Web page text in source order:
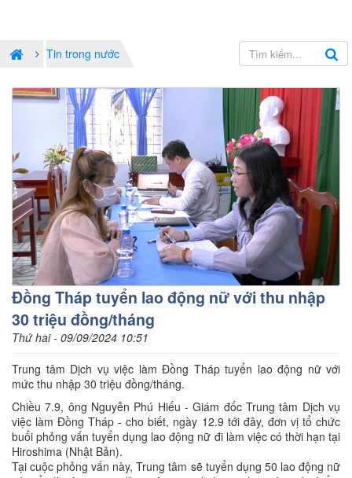
Tin trong nước
Đồng Tháp tuyển lao động nữ với thu nhập
30 triệu đồng/tháng
Thứ hai - 09/09/2024 10:51
Trung tâm Dịch vụ việc làm Đồng Tháp tuyển lao động nữ với
mức thu nhập 30 triệu đồng/tháng.
Chiều 7.9, ông Nguyễn Phú Hiếu - Giám đốc Trung tâm Dịch vụ
việc làm Đồng Tháp - cho biết, ngày 12.9 tới đây, đơn vị tổ chức
buổi phỏng vấn tuyển dụng lao động nữ đi làm việc có thời hạn tại
Hiroshima (Nhật Bản).
Tại cuộc phỏng vấn này, Trung tâm sẽ tuyển dụng 50 lao động nữ